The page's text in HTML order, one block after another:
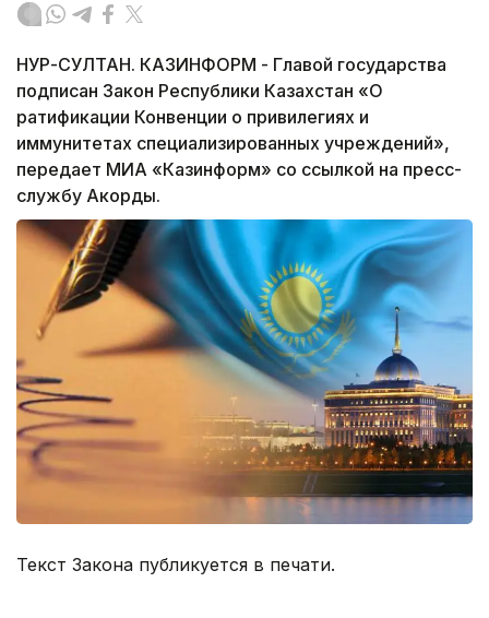
НУР-СУЛТАН. КАЗИНФОРМ - Главой государства
подписан Закон Республики Казахстан «О
ратификации Конвенции о привилегиях и
иммунитетах специализированных учреждений»,
передает МИА «Казинформ» со ссылкой на пресс-
службу Акорды.
Текст Закона публикуется в печати.